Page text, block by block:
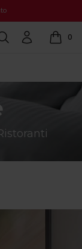
Account 0
items